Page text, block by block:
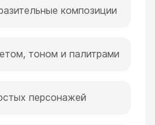
композиции
тоном и палитрами
персонажей